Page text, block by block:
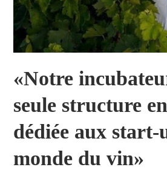
«Notre
seule structure
dédiée aux start-
monde du vin»